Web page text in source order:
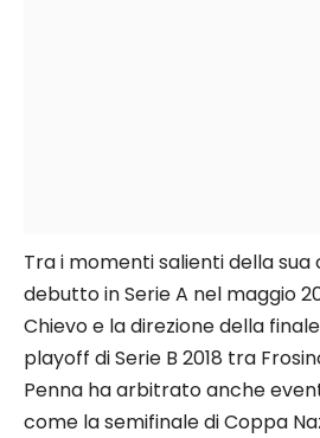
Tra i momenti salienti della
debutto in Serie A nel maggio
Chievo e la direzione della
playoff di Serie B 2018 tra
Penna ha arbitrato anche
come la semifinale di Coppa